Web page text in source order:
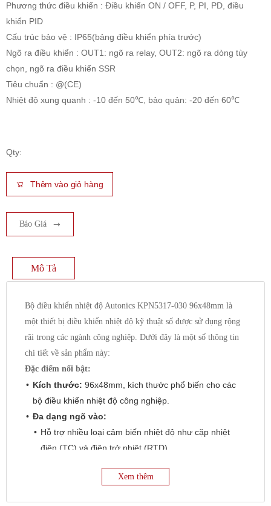
Phương thức điều khiển : Điều khiển ON / OFF, P, PI, PD, điều
khiển PID
Cấu trúc bảo vệ : IP65(bảng điều khiển phía trước)
Ngõ ra điều khiển : OUT1: ngõ ra relay, OUT2: ngõ ra dòng tùy
chọn, ngõ ra điều khiển SSR
Tiêu chuẩn : @(CE)
Nhiệt độ xung quanh : -10 đến 50℃, bảo quản: -20 đến 60℃
Qty:
Thêm vào giỏ hàng
Báo Giá
Mô Tả
Bộ điều khiển nhiệt độ Autonics KPN5317-030 96x48mm là
một thiết bị điều khiển nhiệt độ kỹ thuật số được sử dụng rộng
rãi trong các ngành công nghiệp. Dưới đây là một số thông tin
chi tiết về sản phẩm này:
Đặc điểm nổi bật:
Kích thước: 96x48mm, kích thước phổ biến cho các
bộ điều khiển nhiệt độ công nghiệp.
Đa dạng ngõ vào:
Hỗ trợ nhiều loại cảm biến nhiệt độ như cặp nhiệt
điện (TC) và điện trở nhiệt (RTD).
Loại ngõ vào_RTD : JPt100Ω, DPt100Ω, DPt50Ω,
Xem thêm